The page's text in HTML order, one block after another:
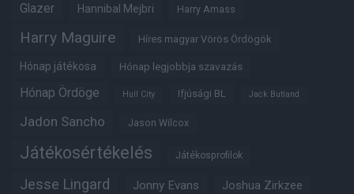
Glazer Hannibal Mejbri Harry Amass
Harry Maguire Híres magyar Vörös Ördögök
Hónap játékosa Hónap legjobbja szavazás
Hónap Ördöge Hull City Ifjúsági BL Jack Butland
Jadon Sancho Jason Wilcox
Játékosértékelés Játékosprofilok
Jesse Lingard Jonny Evans Joshua Zirkzee